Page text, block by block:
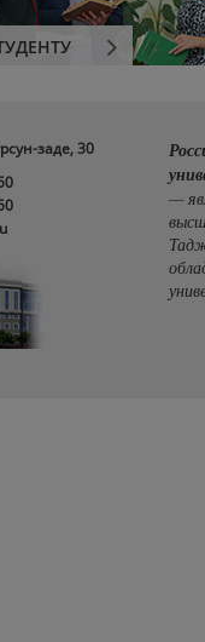
заде, 30
—